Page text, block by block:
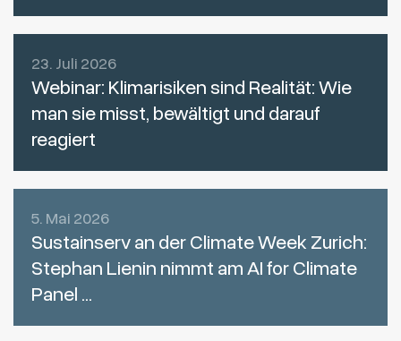
23. Juli 2026
Webinar: Klimarisiken sind Realität: Wie
man sie misst, bewältigt und darauf
reagiert
5. Mai 2026
Sustainserv an der Climate Week Zurich:
Stephan Lienin nimmt am AI for Climate
Panel ...